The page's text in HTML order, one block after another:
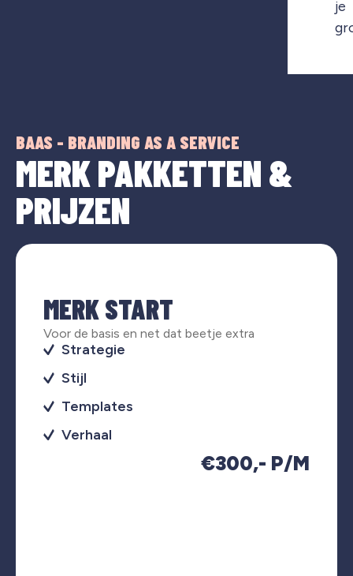
je
BAAS - BRANDING AS A SERVICE
MERK PAKKETTEN &
PRIJZEN
MERK START
Voor de basis en net dat beetje extra
Strategie
Stijl
Templates
Verhaal
€300,- P/M